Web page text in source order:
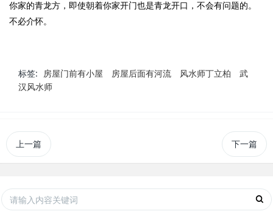
你家的青龙方，即使朝着你家开门也是青龙开口，不会有问题的。
不必介怀。
标签: 房屋门前有小屋 房屋后面有河流 风水师丁立柏
武
汉风水师
上一篇 下一篇